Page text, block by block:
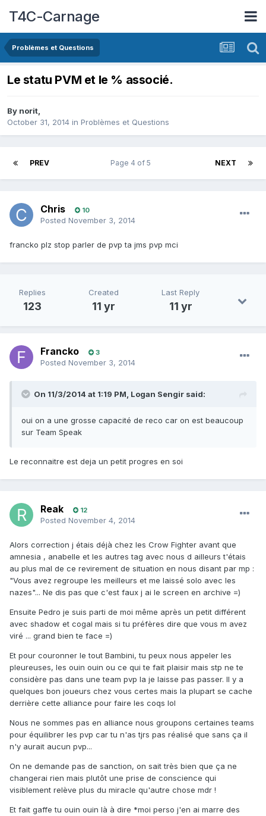
T4C-Carnage
Problèmes et Questions
Le statu PVM et le % associé.
By norit,
October 31, 2014 in Problèmes et Questions
PREV NEXT
Page 4 of 5
Chris 10
Posted November 3, 2014
francko plz stop parler de pvp ta jms pvp mci
Replies
123
Created
11 yr
Last Reply
11 yr
Francko 3
Posted November 3, 2014
On 11/3/2014 at 1:19 PM, Logan Sengir said:
oui on a une grosse capacité de reco car on est beaucoup
sur Team Speak
Le reconnaitre est deja un petit progres en soi
Reak 12
Posted November 4, 2014
Alors correction j étais déjà chez les Crow Fighter avant que
amnesia , anabelle et les autres tag avec nous d ailleurs t'étais
au plus mal de ce revirement de situation en nous disant par mp :
"Vous avez regroupe les meilleurs et me laissé solo avec les
nazes"... Ne dis pas que c'est faux j ai le screen en archive =)
Ensuite Pedro je suis parti de moi même après un petit différent
avec shadow et cogal mais si tu préfères dire que vous m avez
viré ... grand bien te face =)
Et pour couronner le tout Bambini, tu peux nous appeler les
pleureuses, les ouin ouin ou ce qui te fait plaisir mais stp ne te
considère pas dans une team pvp la je laisse pas passer. Il y a
quelques bon joueurs chez vous certes mais la plupart se cache
derrière cette alliance pour faire les coqs lol
Nous ne sommes pas en alliance nous groupons certaines teams
pour équilibrer les pvp car tu n'as tjrs pas réalisé que sans ça il
n'y aurait aucun pvp...
On ne demande pas de sanction, on sait très bien que ça ne
changerai rien mais plutôt une prise de conscience qui
visiblement relève plus du miracle qu'autre chose mdr !
Et fait gaffe tu ouin ouin là à dire *moi perso j'en ai marre des